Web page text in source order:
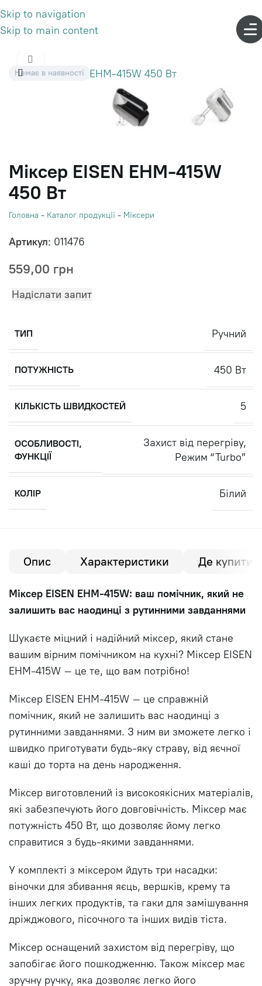
Skip to navigation
Skip to main content
Немає в наявності
Міксер EISEN EHM-415W
450 Вт
Головна - Каталог продукції - Міксери
Артикул: 011476
559,00 грн
Надіслати запит
ТИП Ручний
ПОТУЖНІСТЬ 450 Вт
КІЛЬКІСТЬ ШВИДКОСТЕЙ 5
ОСОБЛИВОСТІ,
ФУНКЦІЇ
Захист від перегріву,
Режим “Turbo”
КОЛІР Білий
Опис Характеристики Де купити?
Міксер EISEN EHM-415W: ваш помічник, який не
залишить вас наодинці з рутинними завданнями
Шукаєте міцний і надійний міксер, який стане
вашим вірним помічником на кухні? Міксер EISEN
EHM-415W – це те, що вам потрібно!
Міксер EISEN EHM-415W – це справжній
помічник, який не залишить вас наодинці з
рутинними завданнями. З ним ви зможете легко і
швидко приготувати будь-яку страву, від яєчної
каші до торта на день народження.
Міксер виготовлений із високоякісних матеріалів,
які забезпечують його довговічність. Міксер має
потужність 450 Вт, що дозволяє йому легко
справитися з будь-якими завданнями.
У комплекті з міксером йдуть три насадки:
віночки для збивання яєць, вершків, крему та
інших легких продуктів, та гаки для замішування
дріжджового, пісочного та інших видів тіста.
Міксер оснащений захистом від перегріву, що
запобігає його пошкодженню. Також міксер має
зручну ручку, яка дозволяє легко його